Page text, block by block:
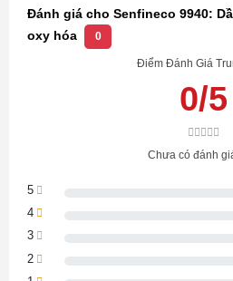
– Tránh xa tầm tay trẻ em.
– Không được uống
Đánh giá cho Senfineco 9940:
oxy hóa
0
Điểm Đánh Giá
0/5
Chưa có đánh
5
4
3
2